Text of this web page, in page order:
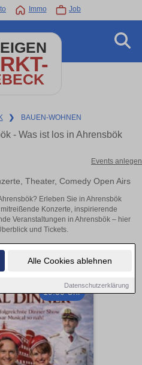
Alle Cookies ablehnen
Datenschutzerklärung
Immo Job
❯ BAUEN-WOHNEN
- Was ist los in Ahrensbök
Events anlegen
Theater, Comedy Open Airs
Erleben Sie in Ahrensbök
Konzerte, inspirierende
Veranstaltungen in Ahrensbök – hier
und Tickets.
19:30 Uhr